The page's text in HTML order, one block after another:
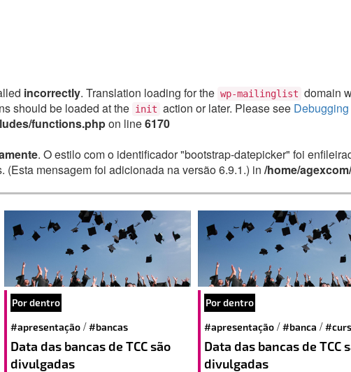
incorrectly. Translation loading for the wp-mailinglist domain
should be loaded at the init action or later. Please see
functions.phpon line6170
. O estilo com o identificador "bootstrap-datepicker" foi
(Esta mensagem foi adicionada na versão 6.9.1.) in /home/
Por dentro
#apresentação/#bancas
Data das bancas de TCC são
divulgadas
Por dentro
#apresentação /#banca /
Data das bancas de TCC
divulgadas